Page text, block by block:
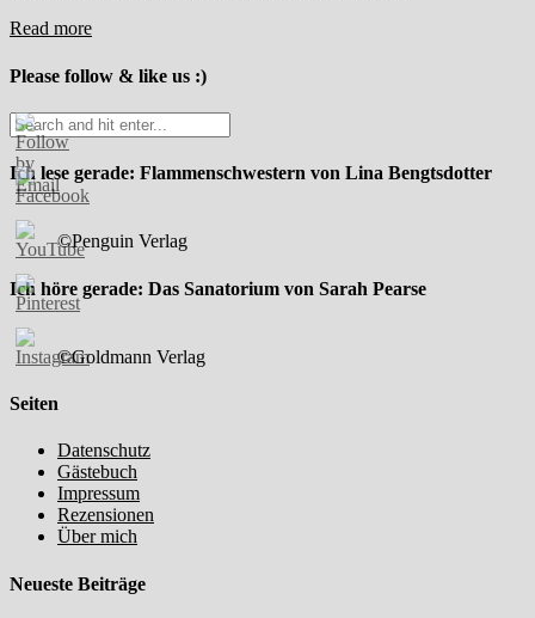
Read more
Please follow & like us :)
Ich lese gerade: Flammenschwestern von Lina Bengtsdotter
©Penguin Verlag
Ich höre gerade: Das Sanatorium von Sarah Pearse
©Goldmann Verlag
Seiten
Datenschutz
Gästebuch
Impressum
Rezensionen
Über mich
Neueste Beiträge